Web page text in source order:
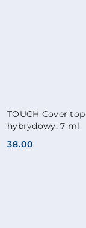
TOUCH Cover
hybrydowy, 7 ml
Cena:
38.00